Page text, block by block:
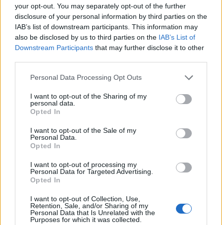
your opt-out. You may separately opt-out of the further
disclosure of your personal information by third parties on the
IAB’s list of downstream participants. This information may
also be disclosed by us to third parties on the IAB’s List of
Downstream Participants that may further disclose it to other
Personal Data Processing Opt Outs
I want to opt-out of the Sharing of my
personal data.
Opted In
I want to opt-out of the Sale of my
Personal Data.
Opted In
I want to opt-out of processing my
Personal Data for Targeted Advertising.
Opted In
I want to opt-out of Collection, Use,
Retention, Sale, and/or Sharing of my
Personal Data that Is Unrelated with the
Purposes for which it was collected.
Welcome to the squad,@OscarininXD&
@Advienne1!pic.twitter.com/NgyKqhNSbO
— FNATIC (@FNATIC)March 2, 2023
głównej dywizji brytyjskiej organizacji. –
Ta para to
niezwykle utalentowane młode osoby, które
niejednokrotnie podkreślały swoje umiejętności w ERL-
ach, a ich zaangażowanie i koncentracja są w dużej
mierze zgodne z rozwojem naszej organizacji. [...]
ważne, wierzymy, że obaj gracze idealnie pasują do
chemii w drużynie i podzielają ten sam sposób
myślenia całego składu, czyli ważny czynnik, o który
zabiegaliśmy w trakcie offseasonu –wyczytujemy z
zaprezentowanym przez organizację artykule nie ma
informacji związanej z przyszłością Wundera oraz